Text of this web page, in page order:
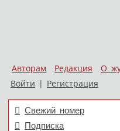
Авторам Редакция О
Войти | Регистрация
Свежий номер
Подписка